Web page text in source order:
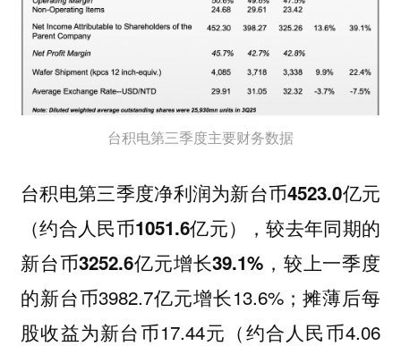
台积电第三季度主要财务数据
台积电第三季度净利润为新台币4523.0亿元
（约合人民币1051.6亿元），较去年同期的
新台币3252.6亿元增长39.1% ，较上一季度
的新台币3982.7亿元增长13.6%；摊薄后每
股收益为新台币17.44元（约合人民币4.06